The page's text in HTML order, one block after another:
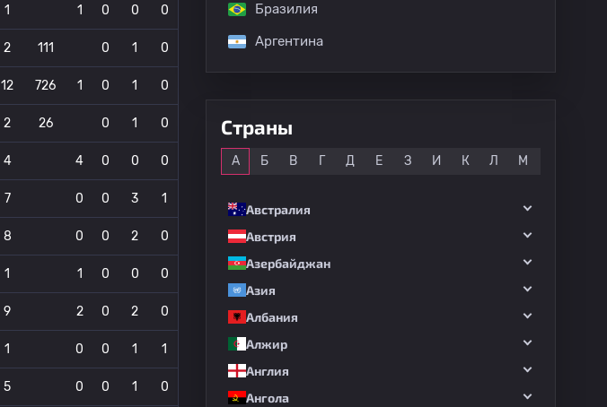
1 1 0 0 0
2 111 0 1 0
12 726 1 0 1 0
2 26 0 1 0
4 4 0 0 0
7 0 0 3 1
8 0 0 2 0
1 1 0 0 0
9 2 0 2 0
1 0 0 1 1
5 0 0 1 0
Бразилия
Аргентина
Страны
А Б В Г Д Е З И К Л М
Австралия
Австрия
Азербайджан
Азия
Албания
Алжир
Англия
Ангола